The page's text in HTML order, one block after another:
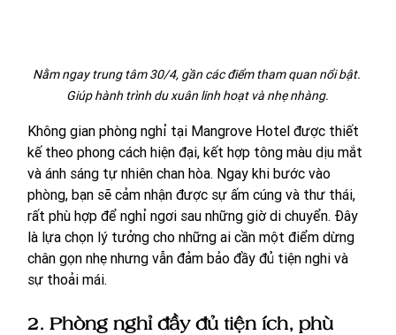
Nằm ngay trung tâm 30/4, gần các điểm tham quan nổi bật.
Giúp hành trình du xuân linh hoạt và nhẹ nhàng.
Không gian phòng nghỉ tại Mangrove Hotel được thiết
kế theo phong cách hiện đại, kết hợp tông màu dịu mắt
và ánh sáng tự nhiên chan hòa. Ngay khi bước vào
phòng, bạn sẽ cảm nhận được sự ấm cúng và thư thái,
rất phù hợp để nghỉ ngơi sau những giờ di chuyển. Đây
là lựa chọn lý tưởng cho những ai cần một điểm dừng
chân gọn nhẹ nhưng vẫn đảm bảo đầy đủ tiện nghi và
sự thoải mái.
2. Phòng nghỉ đầy đủ tiện ích, phù